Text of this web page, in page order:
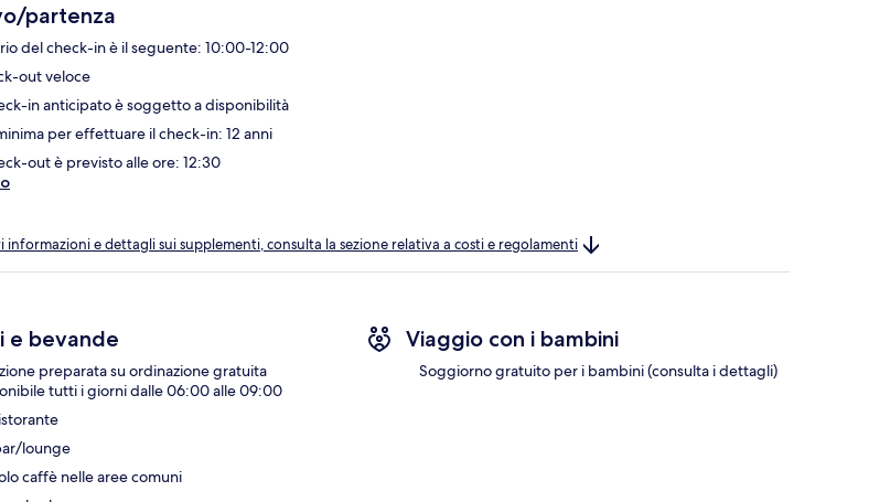
partenza
del check-in è il seguente: 10:00-12:00
out veloce
in anticipato è soggetto a disponibilità
per effettuare il check-in: 12 anni
out è previsto alle ore: 12:30
informazioni e dettagli sui supplementi, consulta la sezione relativa a costi e regolamenti
e bevande
preparata su ordinazione gratuita
tutti i giorni dalle 06:00 alle 09:00
lounge
caffè nelle aree comuni
Viaggio con i bambini
Soggiorno gratuito per i bambini (consulta i dettagli)